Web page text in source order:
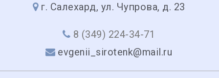
г. Салехард, ул. Чупрова, д. 23
8 (349) 224-34-71
evgenii_sirotenk@mail.ru